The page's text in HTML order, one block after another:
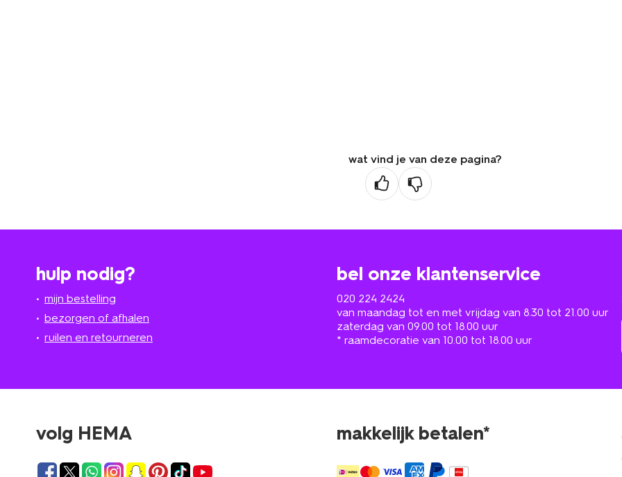
wat vind je van deze pagina?
hulp nodig?
mijn bestelling
bezorgen of afhalen
ruilen en retourneren
bel onze klantenservice
020 224 2424
van maandag tot en met vrijdag van 8.30 tot 21.00 uur
zaterdag van 09.00 tot 18.00 uur
* raamdecoratie van 10.00 tot 18.00 uur
volg HEMA makkelijk betalen*